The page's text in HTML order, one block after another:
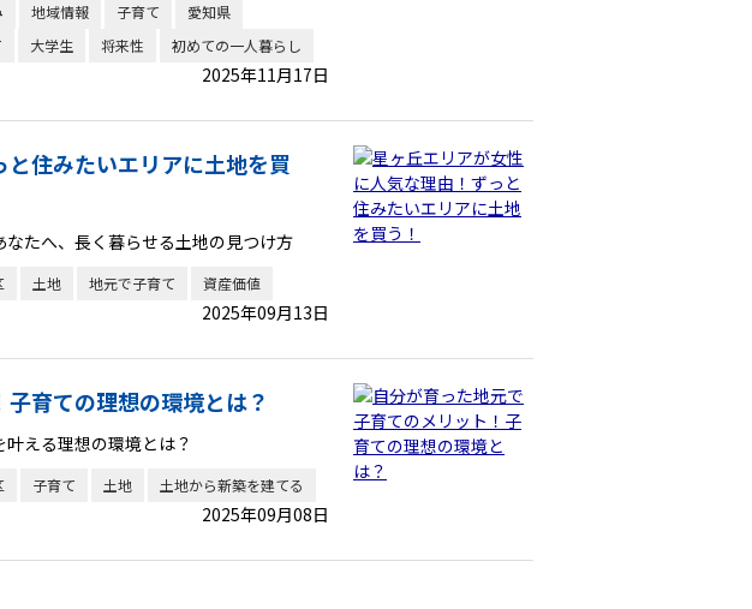
地域情報 子育て
愛知県
大学生 将来性
初めての一人暮らし
2025年11月17日
住みたいエリアに土地を買
なたへ、長く暮らせる土地の見つけ方
土地 地元で子育て
資産価値
2025年09月13日
育ての理想の環境とは？
える理想の環境とは？
子育て 土地
土地から新築を建てる
2025年09月08日